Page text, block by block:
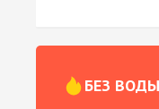
БЕЗ ВОДЫ